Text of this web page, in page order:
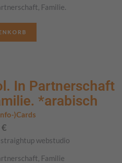
Familie.
In Partnerschaft
*arabisch
)Cards
€
straightup webstudio
Familie